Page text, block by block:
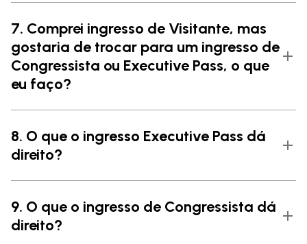
7. Comprei ingresso de Visitante, mas
gostaria de trocar para um ingresso de
Congressista ou Executive Pass, o que
eu faço?
8. O que o ingresso Executive Pass dá
direito?
9. O que o ingresso de Congressista dá
direito?